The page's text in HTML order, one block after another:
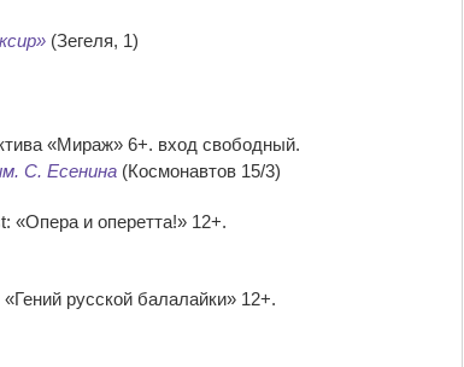
(Зегеля, 1)
«Мираж» 6+. вход свободный.
С. Есенина (Космонавтов 15/3)
«Опера и оперетта!» 12+.
русской балалайки» 12+.